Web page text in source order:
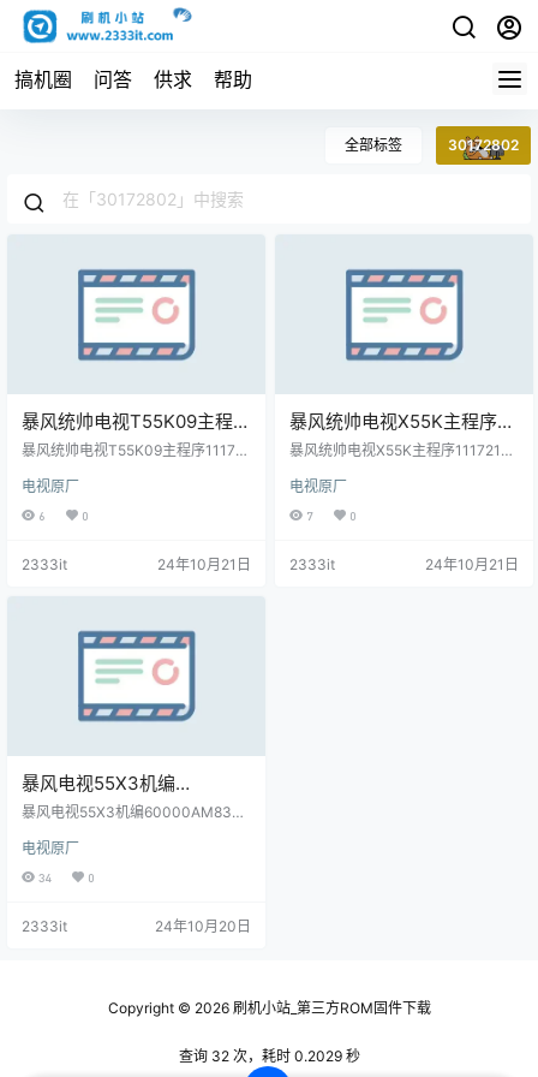
搞机圈 问答 供求 帮助
全部标签 30172802
暴风统帅电视T55K09主程序
11172101屏程序30172802
V1.0.05原厂程序U盘数据刷
机包
暴风统帅电视T55K09主程序111721
版本号V1.0.05原厂程序U盘数据刷
机包
电视原厂
6 0
2333it 24年10月21日
暴风统帅电视X55K主程序
11172101屏程序30172802
V1.0.03 原厂程序U盘数据刷
机包
暴风统帅电视X55K主程序11172101
本号V1.0.03 原厂程序U盘数据刷机
包
电视原厂
7 0
2333it 24年10月21日
暴风电视55X3机编
60000AM8301主程序
屏LC546PU2L01原厂程序U
盘数据刷机包
暴风电视55X3机编60000AM8301
配屏LC546PU2L01原厂程序U盘数
据刷机包
电视原厂
34 0
2333it 24年10月20日
Copyright © 2026刷机小站_第三方ROM固件下载
查询 32 次，耗时 0.2029 秒